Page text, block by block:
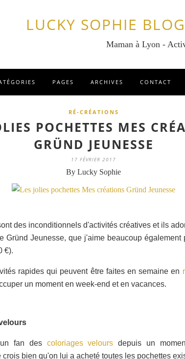
LUCKY SOPHIE
Maman à Lyon -
PAGES ARCHIVES CONTACT
RÉ-CRÉATIONS
POCHETTES MES
GRÜND JEUNESSE
17 FÉVRIER 2017
By Lucky Sophie
des inconditionnels d'activités créatives et ils
Gründ Jeunesse, que j'aime beaucoup également
€).
rapides qui peuvent être faites en semaine en
un moment en week-end et en vacances.
fan des coloriages velours depuis un
bien qu'on lui a acheté toutes les pochettes